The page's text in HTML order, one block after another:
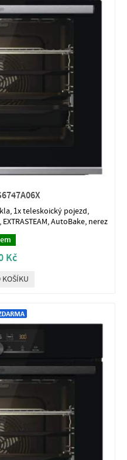
1x teleskoický pojezd,
AutoBake, nerez
Kč
KOŠÍKU